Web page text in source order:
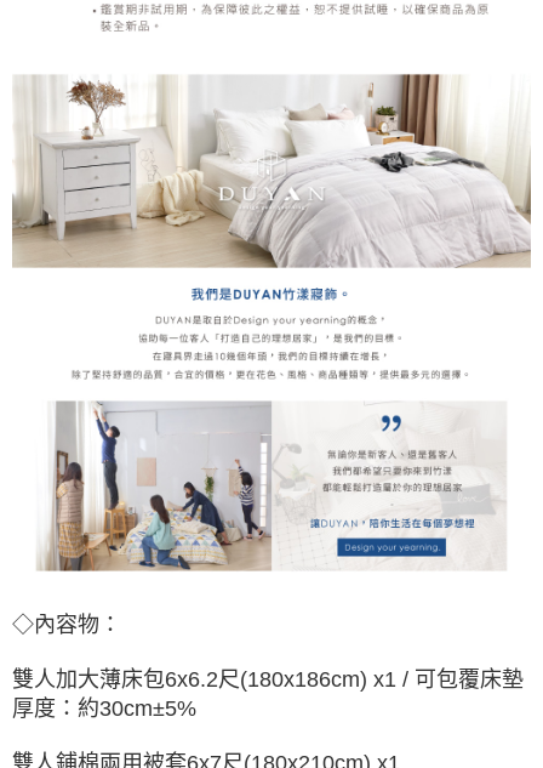
◇內容物：
雙人加大薄床包6x6.2尺(180x186cm) x1 / 可包覆床墊
厚度：約30cm±5%
雙人鋪棉兩用被套6x7尺(180x210cm) x1